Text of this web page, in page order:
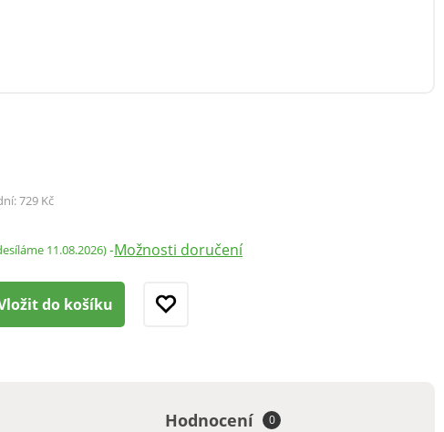
729 Kč
11.08.2026)-Možnosti doručení
do košíku
Hodnocení 0